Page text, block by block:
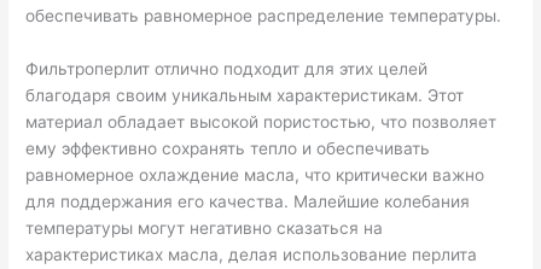
обеспечивать равномерное распределение температуры.
Фильтроперлит отлично подходит для этих целей
благодаря своим уникальным характеристикам. Этот
материал обладает высокой пористостью, что позволяет
ему эффективно сохранять тепло и обеспечивать
равномерное охлаждение масла, что критически важно
для поддержания его качества. Малейшие колебания
температуры могут негативно сказаться на
характеристиках масла, делая использование перлита